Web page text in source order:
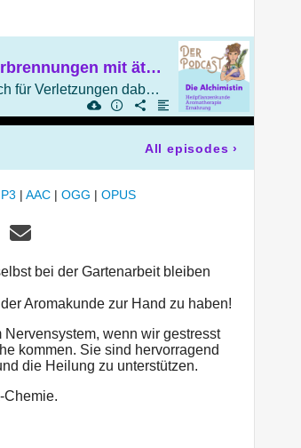
1. Hilfe bei Wunden & Verbrennungen mit ätherischen Ölen
Diese ätherischen Öle habe ich für Verletzungen dabei und etwas Aromachemie
All episodes ›
| AAC | OGG | OPUS
bei der Gartenarbeit bleiben
Aromakunde zur Hand zu haben!
wenn wir gestresst
kommen. Sie sind hervorragend
die Heilung zu unterstützen.
Chemie.